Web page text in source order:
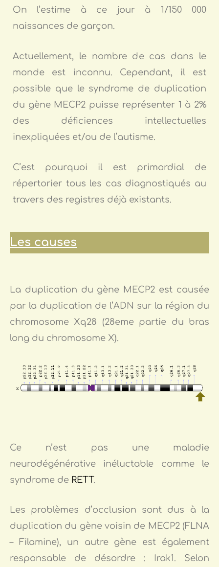
On l’estime à ce jour à 1/150 000
naissances de garçon.
Actuellement, le nombre de cas dans le
monde est inconnu. Cependant, il est
possible que le syndrome de duplication
du gène MECP2 puisse représenter 1 à 2%
des déficiences intellectuelles
inexpliquées et/ou de l’autisme.
C’est pourquoi il est primordial de
répertorier tous les cas diagnostiqués au
travers des registres déjà existants.
Les causes
La duplication du gène MECP2 est causée
par la duplication de l’ADN sur la région du
chromosome Xq28 (28eme partie du bras
long du chromosome X).
Ce n’est pas une maladie
neurodégénérative inéluctable comme le
syndrome de RETT.
Les problèmes d’occlusion sont dus à la
duplication du gène voisin de MECP2 (FLNA
– Filamine), un autre gène est également
responsable de désordre : Irak1. Selon